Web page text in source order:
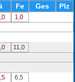
Fe Ges Plz
1,0
11,0
6,5